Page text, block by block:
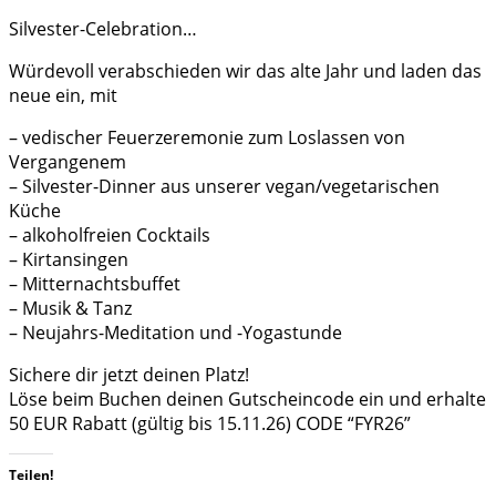
Silvester-Celebration…
Würdevoll verabschieden wir das alte Jahr und laden das
neue ein, mit
– vedischer Feuerzeremonie zum Loslassen von
Vergangenem
– Silvester-Dinner aus unserer vegan/vegetarischen
Küche
– alkoholfreien Cocktails
– Kirtansingen
– Mitternachtsbuffet
– Musik & Tanz
– Neujahrs-Meditation und -Yogastunde
Sichere dir jetzt deinen Platz!
Löse beim Buchen deinen Gutscheincode ein und erhalte
50 EUR Rabatt (gültig bis 15.11.26) CODE “FYR26”
Teilen!